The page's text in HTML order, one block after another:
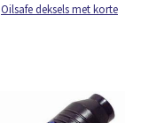
Oilsafe deksels met korte